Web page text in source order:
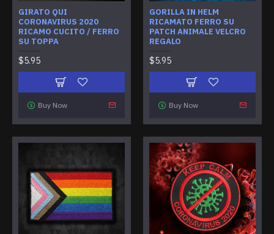
GIRATO QUI
CORONAVIRUS 2020
RICAMO CUCITO / FERRO
SU TOPPA
$5.95
Buy Now
GORILLA IN HELM
RICAMATO FERRO SU
PATCH ANIMALE VELCRO
REGALO
$5.95
Buy Now